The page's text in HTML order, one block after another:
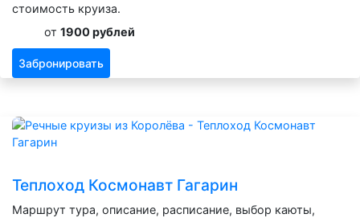
стоимость круиза.
от 1900 рублей
Забронировать
Теплоход Космонавт Гагарин
Маршрут тура, описание, расписание, выбор каюты,